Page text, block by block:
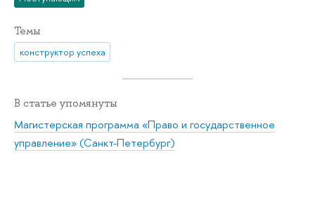
Темы
конструктор успеха
В статье упомянуты
Магистерская программа «Право и государственное
управление» (Санкт-Петербург)